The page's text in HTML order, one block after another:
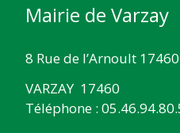
Mairie de Varzay
8 Rue de l’Arnoult 17460
VARZAY 17460
Téléphone :